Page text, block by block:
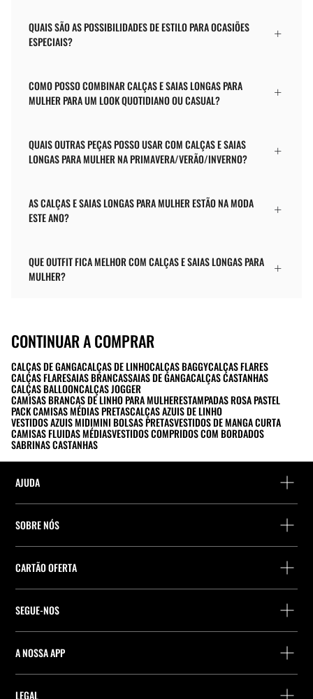
QUAIS SÃO AS POSSIBILIDADES DE ESTILO PARA OCASIÕES
ESPECIAIS?
COMO POSSO COMBINAR CALÇAS E SAIAS LONGAS PARA
MULHER PARA UM LOOK QUOTIDIANO OU CASUAL?
QUAIS OUTRAS PEÇAS POSSO USAR COM CALÇAS E SAIAS
LONGAS PARA MULHER NA PRIMAVERA/VERÃO/INVERNO?
AS CALÇAS E SAIAS LONGAS PARA MULHER ESTÃO NA MODA
ESTE ANO?
QUE OUTFIT FICA MELHOR COM CALÇAS E SAIAS LONGAS PARA
MULHER?
CONTINUAR A COMPRAR
CALÇAS DE GANGACALÇAS DE LINHOCALÇAS BAGGYCALÇAS FLARES
CALÇAS FLARESAIAS BRANCASSAIAS DE GANGACALÇAS CASTANHAS
CALÇAS BALLOONCALÇAS JOGGER
CAMISAS BRANCAS DE LINHO PARA MULHERESTAMPADAS ROSA PASTEL
PACK CAMISAS MÉDIAS PRETASCALÇAS AZUIS DE LINHO
VESTIDOS AZUIS MIDIMINI BOLSAS PRETASVESTIDOS DE MANGA CURTA
CAMISAS FLUIDAS MÉDIASVESTIDOS COMPRIDOS COM BORDADOS
SABRINAS CASTANHAS
AJUDA
Localiza a tua encomenda
Localizador de pontos de entrega
Preferências de cookies
SOBRE NÓS
Empresa
Company Profile
CARTÃO OFERTA
Compra de Cartão Presente
SEGUE-NOS
A NOSSA APP
LEGAL